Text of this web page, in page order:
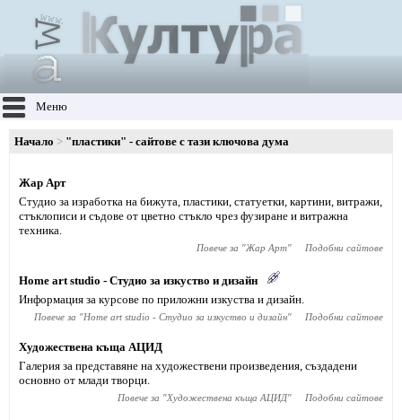
Меню
Начало "пластики" - сайтове с тази ключова дума
Жар Арт
Студио за изработка на бижута, пластики, статуетки, картини, витражи,
стъклописи и съдове от цветно стъкло чрез фузиране и витражна
техника.
Повече за "Жар Арт" Подобни сайтове
Home art studio - Студио за изкуство и дизайн
Информация за курсове по приложни изкуства и дизайн.
Повече за "Home art studio - Студио за изкуство и дизайн" Подобни сайтове
Художествена къща АЦИД
Галерия за представяне на художествени произведения, създадени
основно от млади творци.
Повече за "Художествена къща АЦИД" Подобни сайтове